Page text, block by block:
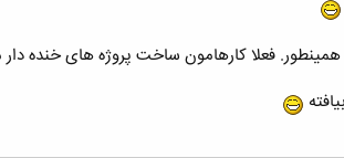
فعلا کارهامون ساخت پروژه های خنده